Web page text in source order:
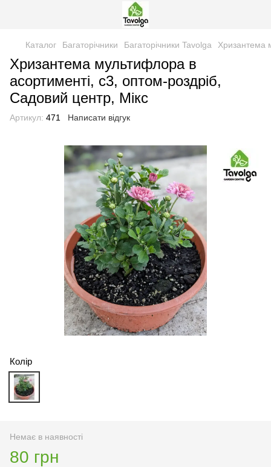
Каталог Багаторічники Багаторічники Tavolga Хризантема
Хризантема мультифлора в
асортименті, с3, оптом-роздріб,
Садовий центр, Мікс
Артикул: 471 Написати відгук
Колір
Немає в наявності
80 грн